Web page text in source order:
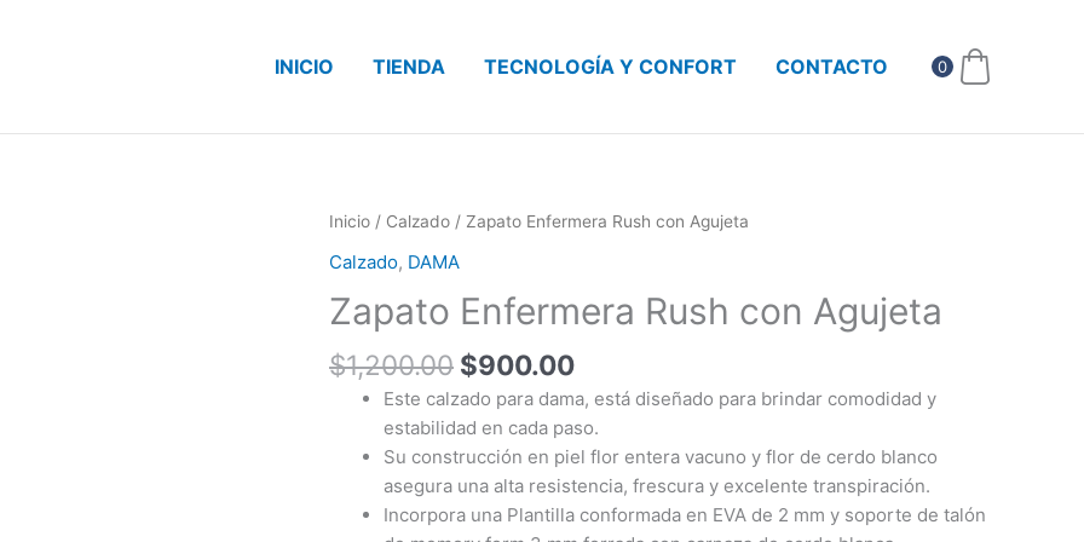
INICIO TIENDA TECNOLOGÍA Y CONFORT CONTACTO 0
Inicio / Calzado / Zapato Enfermera Rush con Agujeta
Calzado, DAMA
Zapato Enfermera Rush con Agujeta
$1,200.00
El
original
era:
$1,200.00.
$900.00
El
es:
$900.00.
Este calzado para dama, está diseñado para brindar comodidad y
estabilidad en cada paso.
Su construcción en piel flor entera vacuno y flor de cerdo blanco
asegura una alta resistencia, frescura y excelente transpiración.
Incorpora una Plantilla conformada en EVA de 2 mm y soporte de talón
Zapato
Rush
con
Agujeta
cantidad